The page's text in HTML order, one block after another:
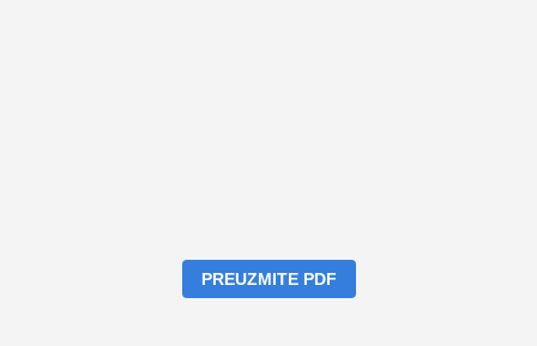
PREUZMITE PDF